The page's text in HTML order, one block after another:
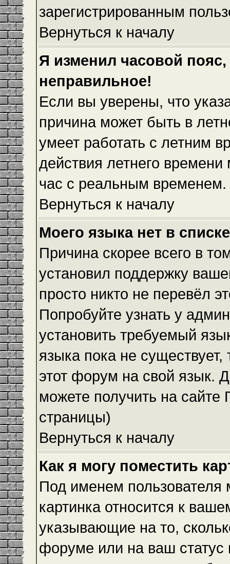
зарегистрированным
Вернуться к началу
Я изменил часовой
неправильное!
Если вы уверены, что
причина может быть в
умеет работать с летним
действия летнего
час с реальным временем.
Вернуться к началу
Моего языка нет в
Причина скорее всего в
установил поддержку
просто никто не перевёл
Попробуйте узнать у
установить требуемый
языка пока не
этот форум на свой язык.
можете получить на сайте
страницы)
Вернуться к началу
Как я могу поместить
Под именем пользователя
картинка относится к
указывающие на то,
форуме или на ваш